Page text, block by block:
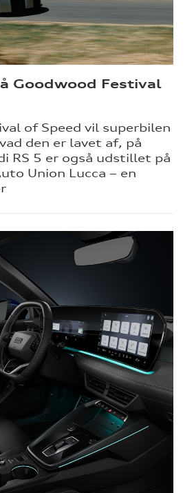
Goodwood Festival
of Speed vil superbilen
den er lavet af, på
RS 5 er også udstillet på
Union Lucca – en